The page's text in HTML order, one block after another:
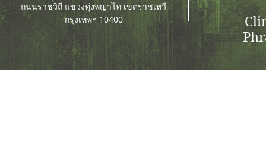
ถนนราชวิถี แขวงทุ่งพญาไท เขตราชเทวี
กรุงเทพฯ 10400